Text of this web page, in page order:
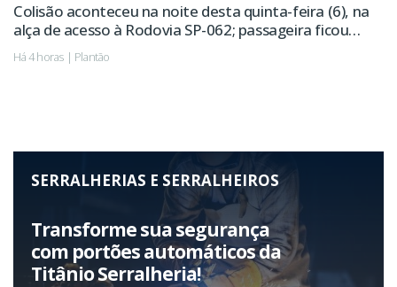
Colisão aconteceu na noite desta quinta-feira (6), na
alça de acesso à Rodovia SP-062; passageira ficou
ferida.
Há 4 horas | Plantão
SERRALHERIAS E SERRALHEIROS
Transforme sua segurança
com portões automáticos da
Titânio Serralheria!